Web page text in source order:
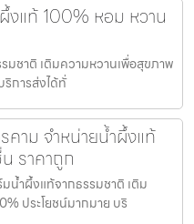
งแท้ 100% หอม หวาน
ชาติ เติมความหวานเพื่อสุขภาพ
การส่งได้ทั่
คาม จำหน่ายน้ำผึ้งแท้
ราคาถูก
น้ำผึ้งแท้จากธรรมชาติ เติม
ประโยชน์มากมาย บริ